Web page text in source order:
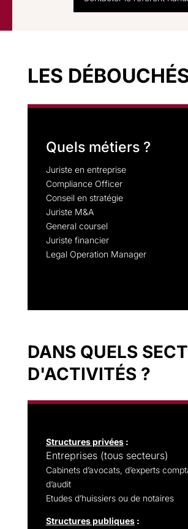
LES
Quels métiers ?
Juriste en entreprise
Compliance Officer
Conseil en stratégie
Juriste M&A
General coursel
Juriste financier
Legal Operation Manager
DANS QUELS
D'ACTIVITÉS ?
Structures privées:
Entreprises (tous secteurs)
Cabinets d’avocats, d’experts
d’audit
Etudes d’huissiers ou de notaires
Structures publiques :